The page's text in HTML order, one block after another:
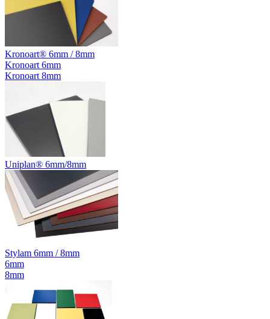
Kronoart® 6mm / 8mm
Kronoart 6mm
Kronoart 8mm
Uniplan® 6mm/8mm
Stylam 6mm / 8mm
6mm
8mm